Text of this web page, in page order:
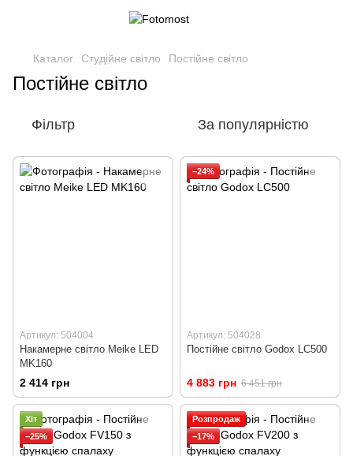
Каталог Студійне світло Постійне світло
Постійне світло
Фільтр За популярністю
Артикул: 504004
Накамерне світло Meike LED
MK160
2 414 грн
−24%
Артикул: 504028
Постійне світло Godox LC500
4 883 грн 6 451 грн
Хіт
−25%
Розпродаж
−17%